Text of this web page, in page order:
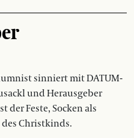
sinniert mit DATUM-
und Herausgeber
der Feste, Socken als
des Christkinds.